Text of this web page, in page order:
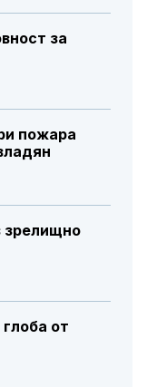
за
пожара
от